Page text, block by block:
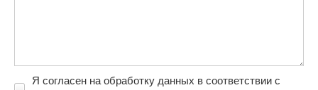
Я согласен на обработку данных в соответствии с